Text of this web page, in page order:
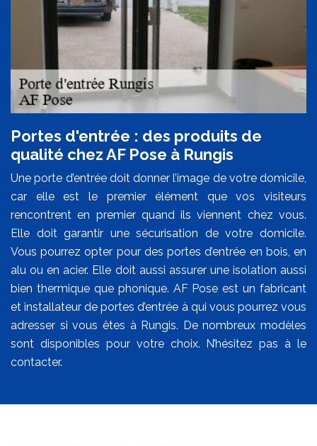
Portes d'entrée : des produits de
qualité chez AF Pose à Rungis
Une porte d’entrée doit donner l’image de votre domicile,
car elle est le premier élément que vos visiteurs
rencontrent en premier quand ils viennent chez vous.
Elle doit garantir une sécurisation de votre domicile.
Vous pourrez opter pour des portes d’entrée en bois, en
alu ou en acier. Elle doit aussi assurer une isolation aussi
bien thermique que phonique. AF Pose est un fabricant
et installateur de portes d’entrée à qui vous pourrez vous
adresser si vous êtes à Rungis. De nombreux modèles
sont disponibles pour votre choix. N’hésitez pas à le
contacter.